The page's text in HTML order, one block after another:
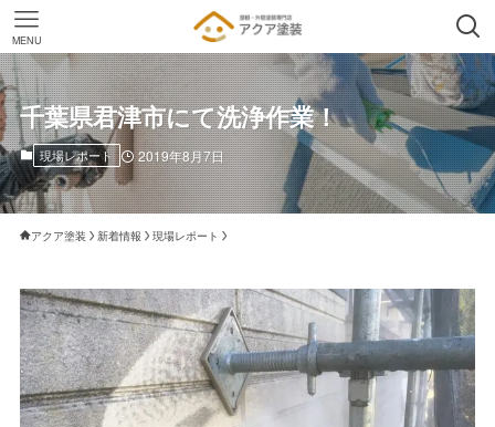
MENU
千葉県君津市にて洗浄作業！
現場レポート 2019年8月7日
アクア塗装 新着情報 現場レポート